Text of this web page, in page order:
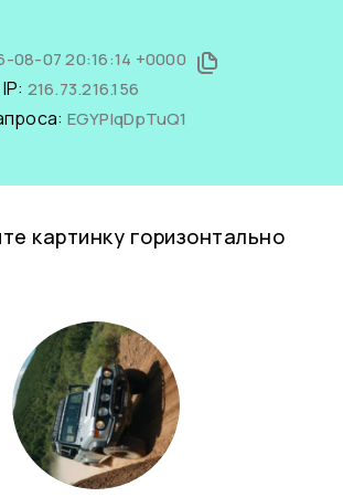
08-07 20:16:14 +0000
216.73.216.156
EGYPIqDpTuQ1
картинку горизонтально